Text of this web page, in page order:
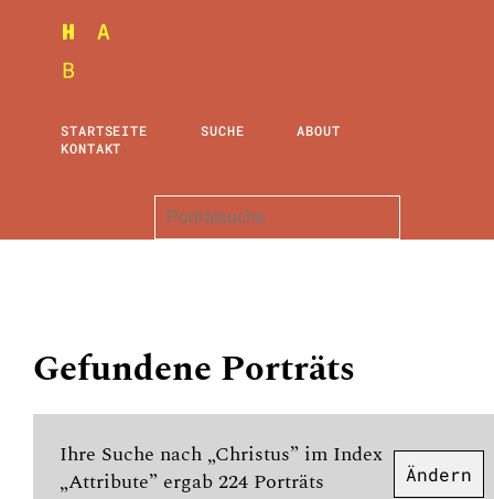
STARTSEITE SUCHE
ABOUT
KONTAKT
Gefundene Porträts
Ihre Suche nach „Christus” im Index
„Attribute” ergab 224 Porträts
Ändern